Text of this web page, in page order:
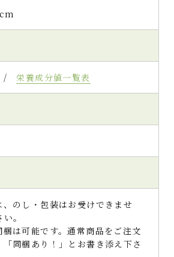
/栄養成分値一覧表
のし・包装はお受けできませ
。
は可能です。通常商品をご注文
同梱あり！」とお書き添え下さ